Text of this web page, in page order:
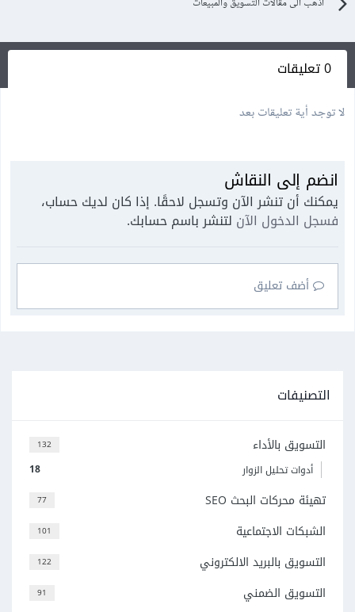
0 تعليقات
لا توجد أية تعليقات بعد
انضم إلى النقاش
يمكنك أن تنشر الآن وتسجل لاحقًا. إذا كان لديك حساب،
فسجل الدخول الآن لتنشر باسم حسابك.
أضف تعليق
التصنيفات
132 التسويق بالأداء
18 أدوات تحليل الزوار
77 تهيئة محركات البحث SEO
101 الشبكات الاجتماعية
122 التسويق بالبريد الالكتروني
91 التسويق الضمني